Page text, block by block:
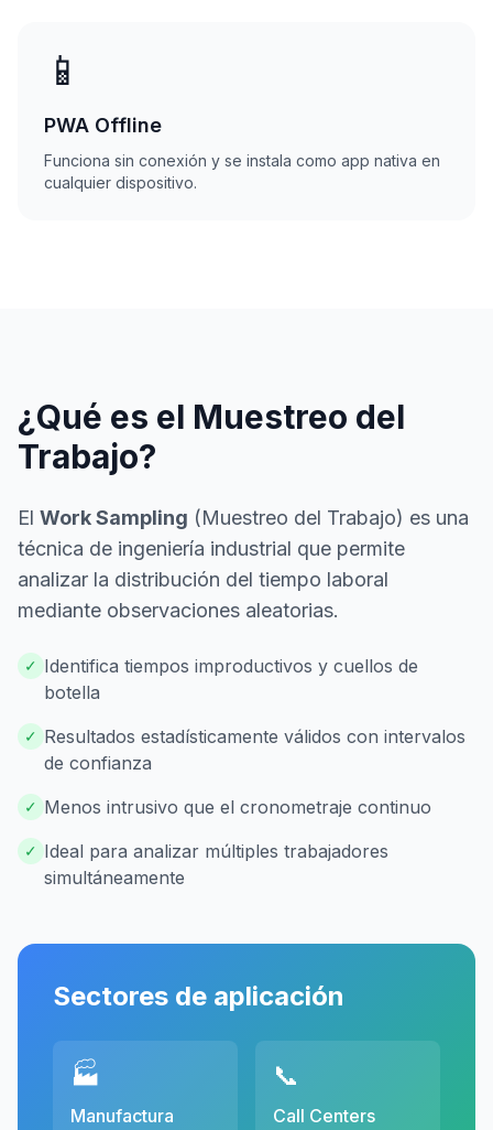
📱
PWA Offline
Funciona sin conexión y se instala como app nativa en
cualquier dispositivo.
¿Qué es el Muestreo del
Trabajo?
El Work Sampling (Muestreo del Trabajo) es una
técnica de ingeniería industrial que permite
analizar la distribución del tiempo laboral
mediante observaciones aleatorias.
✓ Identifica tiempos improductivos y cuellos de
botella
✓ Resultados estadísticamente válidos con intervalos
de confianza
✓ Menos intrusivo que el cronometraje continuo
✓ Ideal para analizar múltiples trabajadores
simultáneamente
Sectores de aplicación
🏭
Manufactura
📞
Call Centers